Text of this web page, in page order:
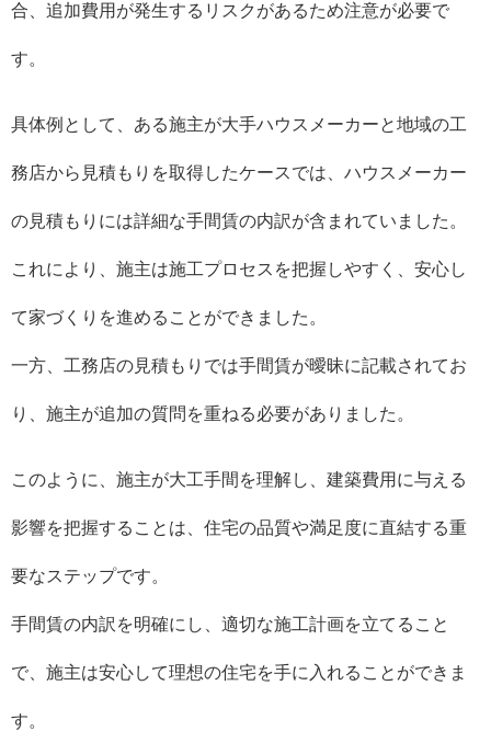
合、追加費用が発生するリスクがあるため注意が必要で
す。
具体例として、ある施主が大手ハウスメーカーと地域の工
務店から見積もりを取得したケースでは、ハウスメーカー
の見積もりには詳細な手間賃の内訳が含まれていました。
これにより、施主は施工プロセスを把握しやすく、安心し
て家づくりを進めることができました。
一方、工務店の見積もりでは手間賃が曖昧に記載されてお
り、施主が追加の質問を重ねる必要がありました。
このように、施主が大工手間を理解し、建築費用に与える
影響を把握することは、住宅の品質や満足度に直結する重
要なステップです。
手間賃の内訳を明確にし、適切な施工計画を立てること
で、施主は安心して理想の住宅を手に入れることができま
す。